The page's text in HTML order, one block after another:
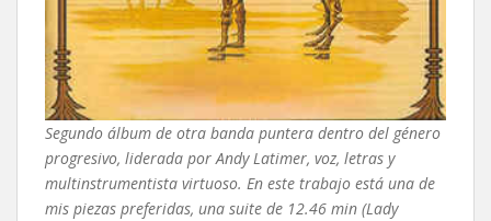
Segundo álbum de otra banda puntera dentro del género
progresivo, liderada por Andy Latimer, voz, letras y
multinstrumentista virtuoso. En este trabajo está una de
mis piezas preferidas, una suite de 12.46 min (Lady